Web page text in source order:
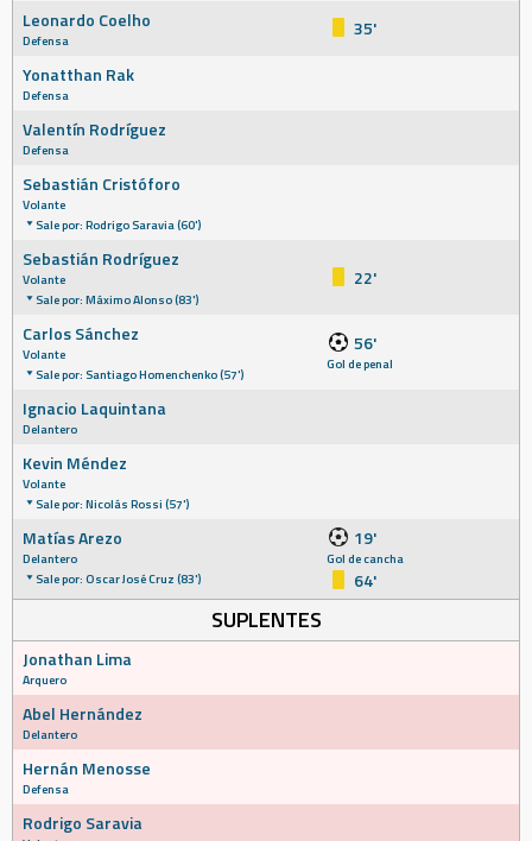
Leonardo Coelho
Defensa
35'
Yonatthan Rak
Defensa
Valentín Rodríguez
Defensa
Sebastián Cristóforo
Volante
Sale por: Rodrigo Saravia (60')
Sebastián Rodríguez
Volante
Sale por: Máximo Alonso (83')
22'
Carlos Sánchez
Volante
Sale por: Santiago Homenchenko (57')
56'
Gol de penal
Ignacio Laquintana
Delantero
Kevin Méndez
Volante
Sale por: Nicolás Rossi (57')
Matías Arezo
Delantero
Sale por: Oscar José Cruz (83')
19'
Gol de cancha
64'
SUPLENTES
Jonathan Lima
Arquero
Abel Hernández
Delantero
Hernán Menosse
Defensa
Rodrigo Saravia